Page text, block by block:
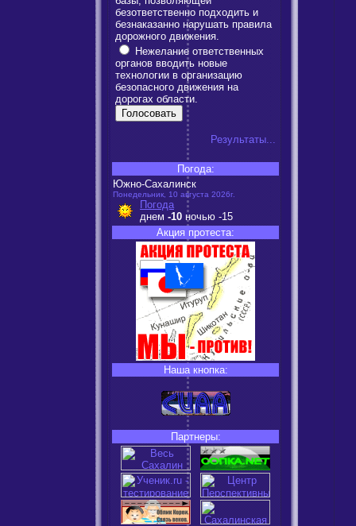
безответственно подходить и
безнаказанно нарушать правила
дорожного движения.
Нежелание ответственных
органов вводить новые
технологии в организацию
безопасного движения на
дорогах области.
Результаты...
Погода:
Южно-Сахалинск
Понедельник, 10 августа 2026г.
Погода
днем -10 ночью -15
Акция протеста:
Наша кнопка:
Партнеры: